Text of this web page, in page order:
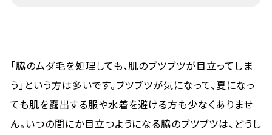
「脇のムダ毛を処理しても、肌のブツブツが目立ってしま
う」という方は多いです。ブツブツが気になって、夏になっ
ても肌を露出する服や水着を避ける方も少なくありませ
ん。いつの間にか目立つようになる脇のブツブツは、どうし